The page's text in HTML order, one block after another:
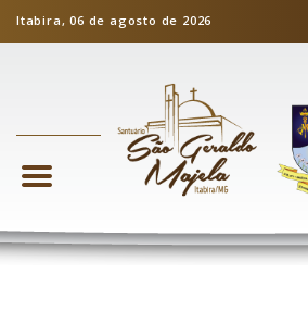
Itabira, 06 de agosto de 2026